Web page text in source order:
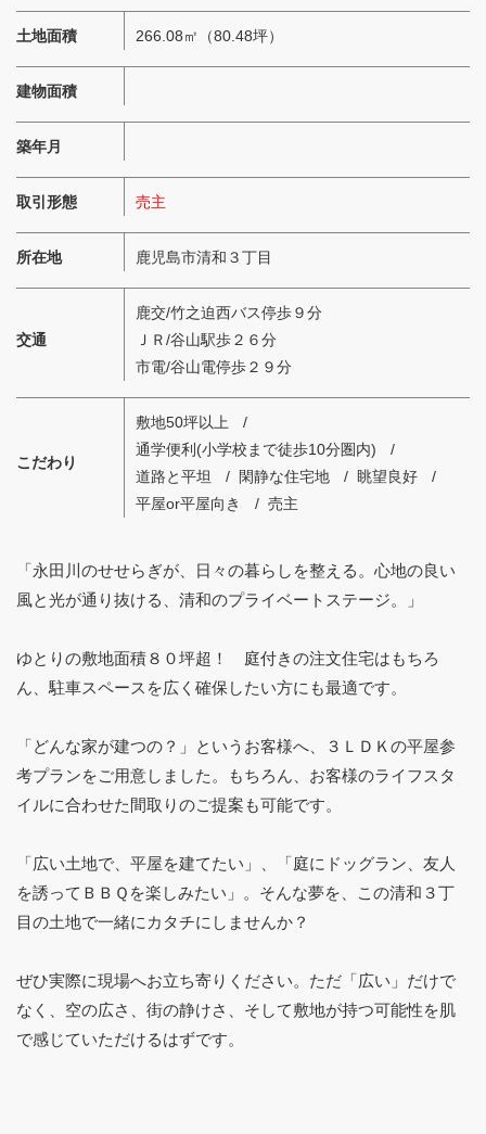
土地面積 266.08㎡（80.48坪）
建物面積
築年月
取引形態 売主
所在地 鹿児島市清和３丁目
交通
鹿交/竹之迫西バス停歩９分
ＪＲ/谷山駅歩２６分
市電/谷山電停歩２９分
こだわり
敷地50坪以上
通学便利(小学校まで徒歩10分圏内)
道路と平坦
閑静な住宅地
眺望良好
平屋or平屋向き
売主
「永田川のせせらぎが、日々の暮らしを整える。心地の良い
風と光が通り抜ける、清和のプライベートステージ。」
ゆとりの敷地面積８０坪超！ 庭付きの注文住宅はもちろ
ん、駐車スペースを広く確保したい方にも最適です。
「どんな家が建つの？」というお客様へ、３ＬＤＫの平屋参
考プランをご用意しました。もちろん、お客様のライフスタ
イルに合わせた間取りのご提案も可能です。
「広い土地で、平屋を建てたい」、「庭にドッグラン、友人
を誘ってＢＢＱを楽しみたい」。そんな夢を、この清和３丁
目の土地で一緒にカタチにしませんか？
ぜひ実際に現場へお立ち寄りください。ただ「広い」だけで
なく、空の広さ、街の静けさ、そして敷地が持つ可能性を肌
で感じていただけるはずです。